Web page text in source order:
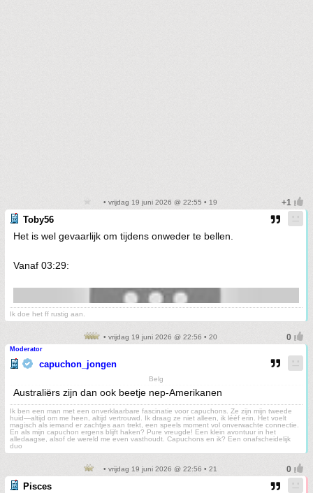
• vrijdag 19 juni 2026 @ 22:55 • 19
Toby56
Het is wel gevaarlijk om tijdens onweder te bellen.
Vanaf 03:29:
Ik doe het ff rustig aan.
• vrijdag 19 juni 2026 @ 22:56 • 20
Moderator
capuchon_jongen
Belg
Australiërs zijn dan ook beetje nep-Amerikanen
Ik ben een man met een onverklaarbare fascinatie voor capuchons. Ze zijn mijn tweede
huid—altijd om me heen, altijd vertrouwd. Ik draag ze niet alleen, ik lééf erin. Het voelt
magisch als iemand er zachtjes aan trekt, een speels moment vol onverwachte connectie.
En als mijn capuchon ergens blijft haken? Pure vreugde! Een klein avontuur in het
alledaagse, alsof de wereld me even vasthoudt. Capuchons en ik? Een onafscheidelijk
duo
• vrijdag 19 juni 2026 @ 22:56 • 21
Pisces